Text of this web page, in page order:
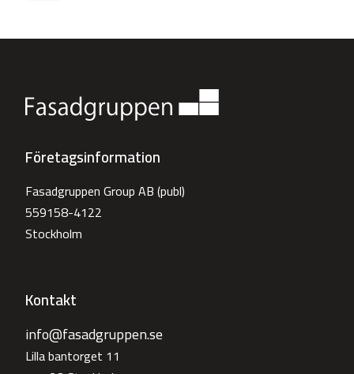
Företagsinformation
Fasadgruppen Group AB (publ)
559158-4122
Stockholm
Kontakt
info@fasadgruppen.se
Lilla bantorget 11